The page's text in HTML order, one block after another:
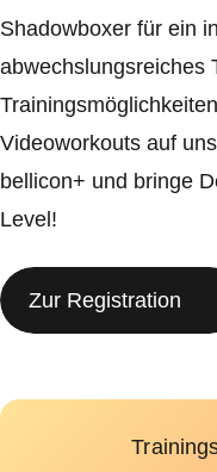
Shadowboxer für ein
abwechslungsreiches
Videoworkouts auf
bellicon+ und bringe
Level!
Zur Registration